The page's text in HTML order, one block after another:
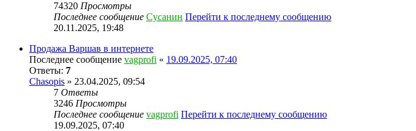
74320 Просмотры
Последнее сообщение Сусанин Перейти к последнему сообщению
20.11.2025, 19:48
Продажа Варшав в интернете
Последнее сообщение vagprofi « 19.09.2025, 07:40
Ответы: 7
Chasopis » 23.04.2025, 09:54
7 Ответы
3246 Просмотры
Последнее сообщение vagprofi Перейти к последнему сообщению
19.09.2025, 07:40